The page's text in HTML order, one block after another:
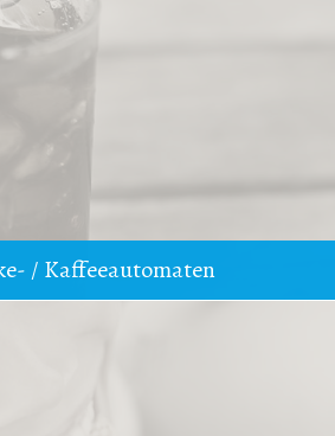
/ Kaffeeautomaten